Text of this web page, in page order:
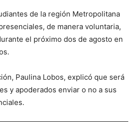
de la región Metropolitana
de manera voluntaria,
el próximo dos de agosto en
Paulina Lobos, explicó que será
y apoderados enviar o no a sus